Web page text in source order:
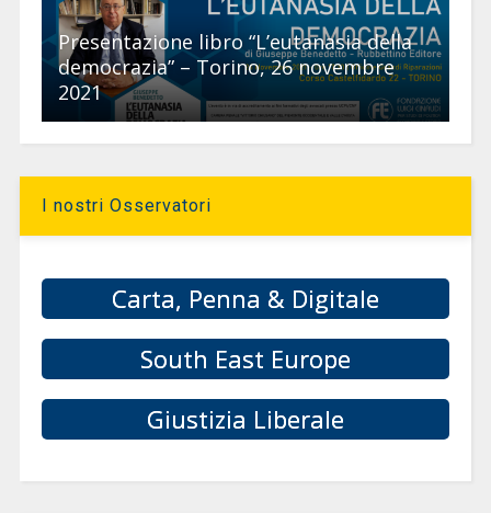
Presentazione libro “L’eutanasia della
democrazia” – Torino, 26 novembre
2021
I nostri Osservatori
Carta, Penna & Digitale
South East Europe
Giustizia Liberale